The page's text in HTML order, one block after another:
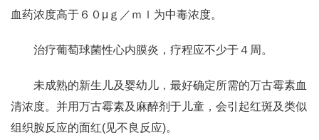
血药浓度高于６０μｇ／ｍｌ为中毒浓度。
治疗葡萄球菌性心内膜炎，疗程应不少于４周。
未成熟的新生儿及婴幼儿，最好确定所需的万古霉素血
清浓度。并用万古霉素及麻醉剂于儿童，会引起红斑及类似
组织胺反应的面红(见不良反应)。